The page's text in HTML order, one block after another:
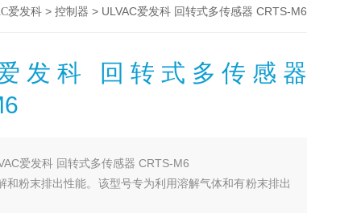
爱发科> 控制器 > ULVAC爱发科 回转式多传感器 CRTS-M6
爱发科 回转式多传感器
爱发科 回转式多传感器 CRTS-M6
和粉末排出性能。该型号专为利用溶解气体和有粉末排出